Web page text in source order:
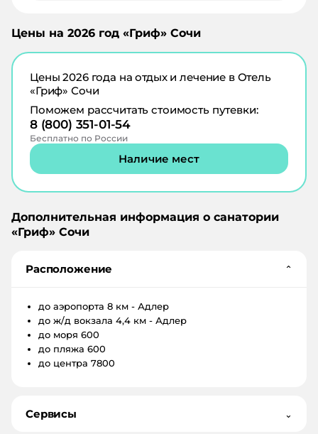
Цены на 2026 год «Гриф» Сочи
Цены2026года на отдых и лечение в Отель
«Гриф» Сочи
Поможем рассчитать стоимость путевки:
8 (800) 351-01-54
Бесплатно по России
Наличие мест
Дополнительная информация о санатории
«Гриф» Сочи
Расположение ⌄
до аэропорта 8 км - Адлер
до ж/д вокзала 4,4 км - Адлер
до моря 600
до пляжа 600
до центра 7800
Сервисы ⌄